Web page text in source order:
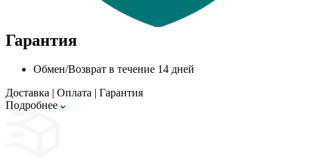
Гарантия
Обмен/Возврат в течение 14 дней
Доставка | Оплата | Гарантия
Подробнее